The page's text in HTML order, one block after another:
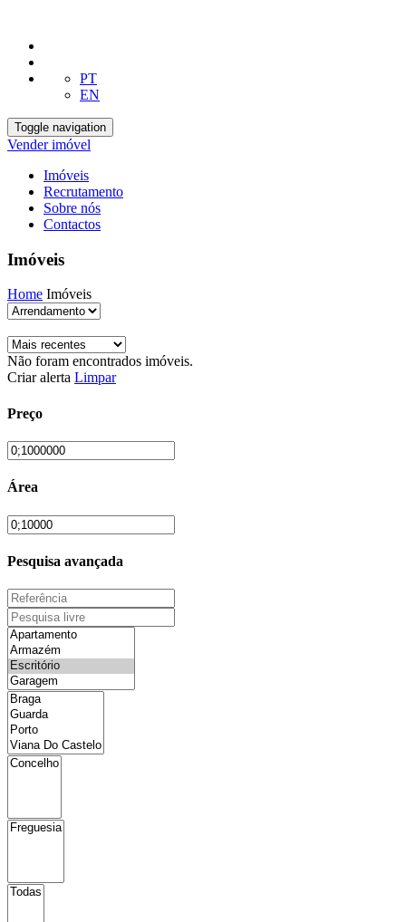
PT
EN
Toggle navigation
Vender imóvel
Imóveis
Recrutamento
Sobre nós
Contactos
Imóveis
Home Imóveis
Não foram encontrados imóveis.
Criar alerta Limpar
Preço
Área
Pesquisa avançada